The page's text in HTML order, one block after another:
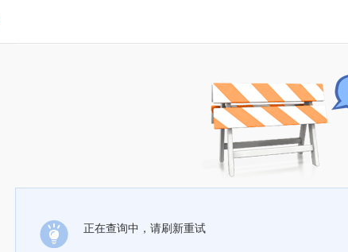
正在查询中，请刷新重试